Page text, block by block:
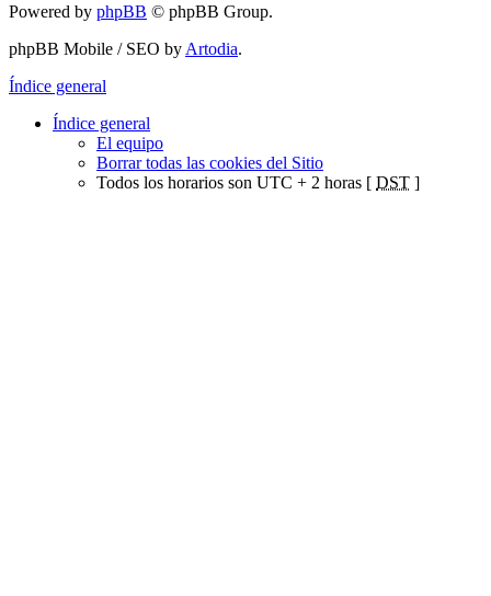
Powered by phpBB © phpBB Group.
phpBB Mobile / SEO by Artodia.
Índice general
Índice general
El equipo
Borrar todas las cookies del Sitio
Todos los horarios son UTC + 2 horas [ DST ]